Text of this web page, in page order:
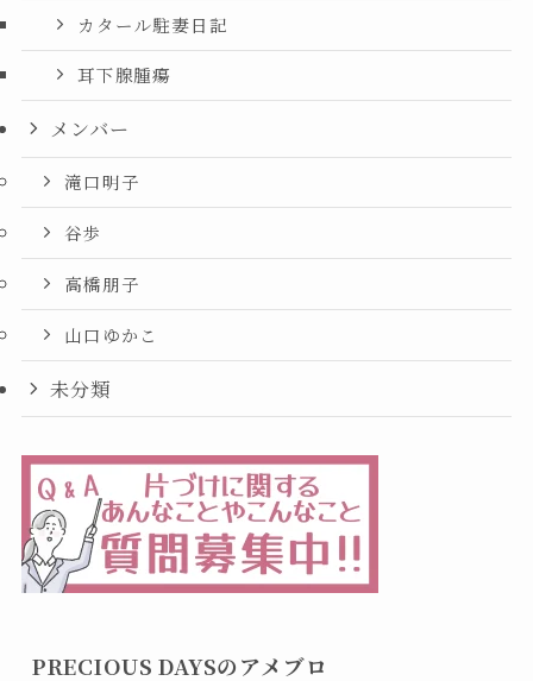
カタール駐妻日記
耳下腺腫瘍
メンバー
滝口明子
谷歩
高橋朋子
山口ゆかこ
未分類
PRECIOUS DAYSのアメブロ